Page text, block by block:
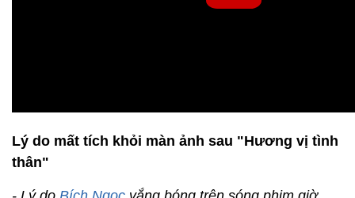
Lý do mất tích khỏi màn ảnh sau "Hương vị tình
thân"